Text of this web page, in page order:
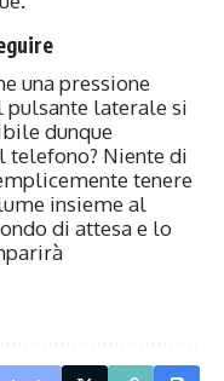
una pressione
laterale si
dunque
telefono? Niente di
tenere
insieme al
di attesa e lo